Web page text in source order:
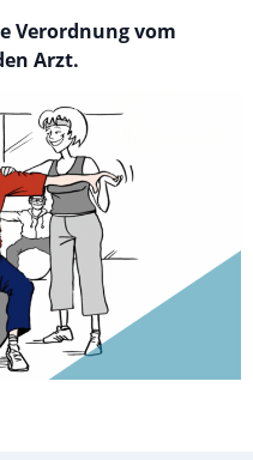
Verordnung vom
Arzt.